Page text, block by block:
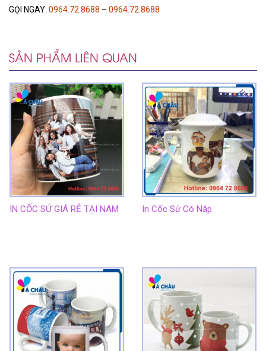
GỌI NGAY: 0964.72.8688 – 0964.72.8688
SẢN PHẨM LIÊN QUAN
IN CỐC SỨ GIÁ RẺ TẠI NAM
In Cốc Sứ Có Nắp